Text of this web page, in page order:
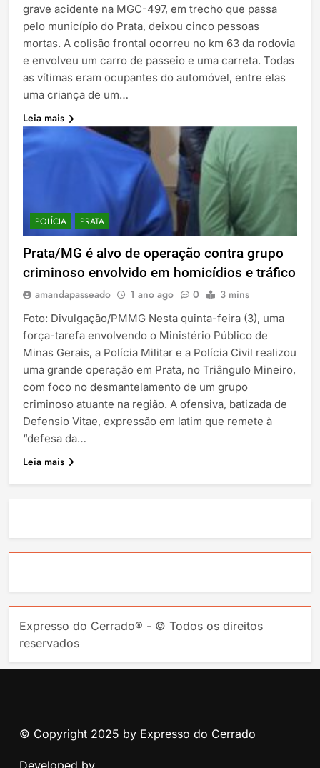
grave acidente na MGC-497, em trecho que passa
pelo município do Prata, deixou cinco pessoas
mortas. A colisão frontal ocorreu no km 63 da rodovia
e envolveu um carro de passeio e uma carreta. Todas
as vítimas eram ocupantes do automóvel, entre elas
uma criança de um…
Leia mais
POLÍCIA PRATA
Prata/MG é alvo de operação contra grupo
criminoso envolvido em homicídios e tráfico
amandapasseado 1 ano ago 0 3 mins
Foto: Divulgação/PMMG Nesta quinta-feira (3), uma
força-tarefa envolvendo o Ministério Público de
Minas Gerais, a Polícia Militar e a Polícia Civil realizou
uma grande operação em Prata, no Triângulo Mineiro,
com foco no desmantelamento de um grupo
criminoso atuante na região. A ofensiva, batizada de
Defensio Vitae, expressão em latim que remete à
“defesa da…
Leia mais
Expresso do Cerrado® - © Todos os direitos
reservados
© Copyright 2025 by Expresso do Cerrado
Developed by